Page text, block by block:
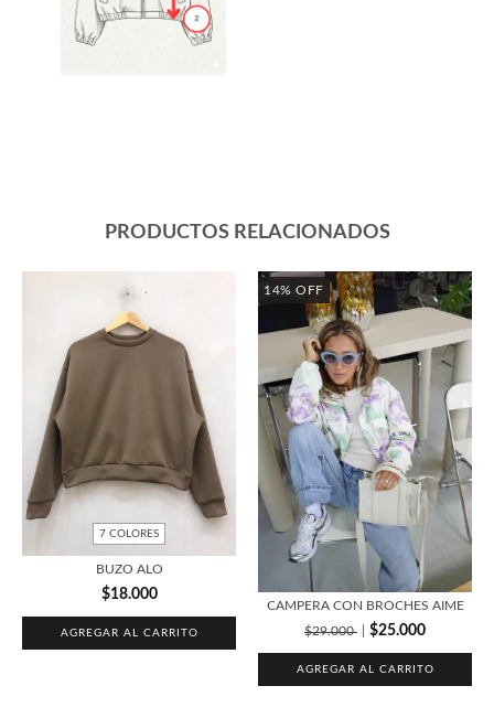
PRODUCTOS RELACIONADOS
7 COLORES
BUZO ALO
$18.000
AGREGAR AL CARRITO
14% OFF
CAMPERA CON BROCHES AIME
$29.000
$25.000
AGREGAR AL CARRITO